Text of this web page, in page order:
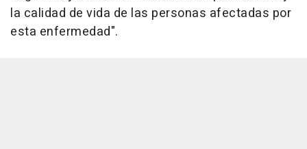
la calidad de vida de las personas afectadas por
esta enfermedad".